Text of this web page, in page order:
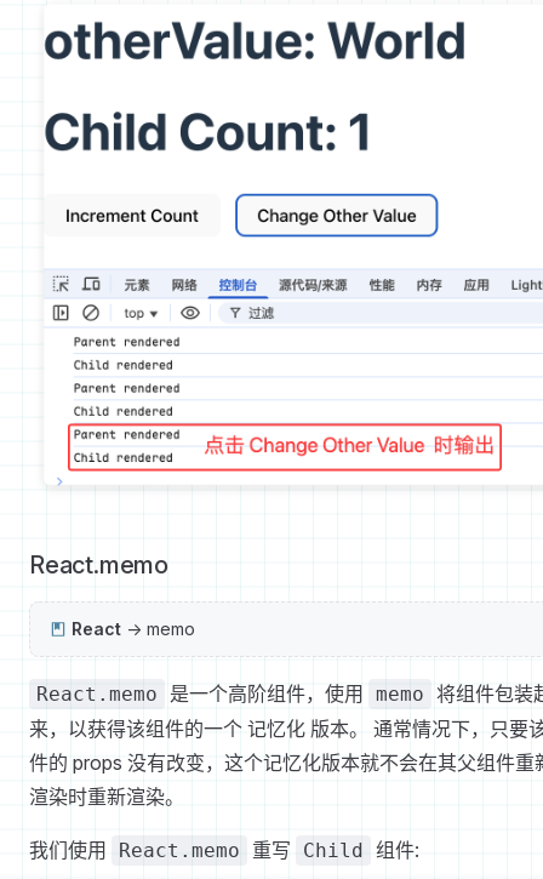
React.memo
React-> memo
React.memo 是一个高阶组件，使用 memo 将组件包装
来，以获得该组件的一个 记忆化 版本。 通常情况下，只要
件的 props 没有改变，这个记忆化版本就不会在其父组件重
渲染时重新渲染。
我们使用 React.memo 重写 Child 组件: